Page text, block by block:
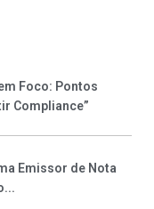
Foco: Pontos
Compliance”
Emissor de Nota